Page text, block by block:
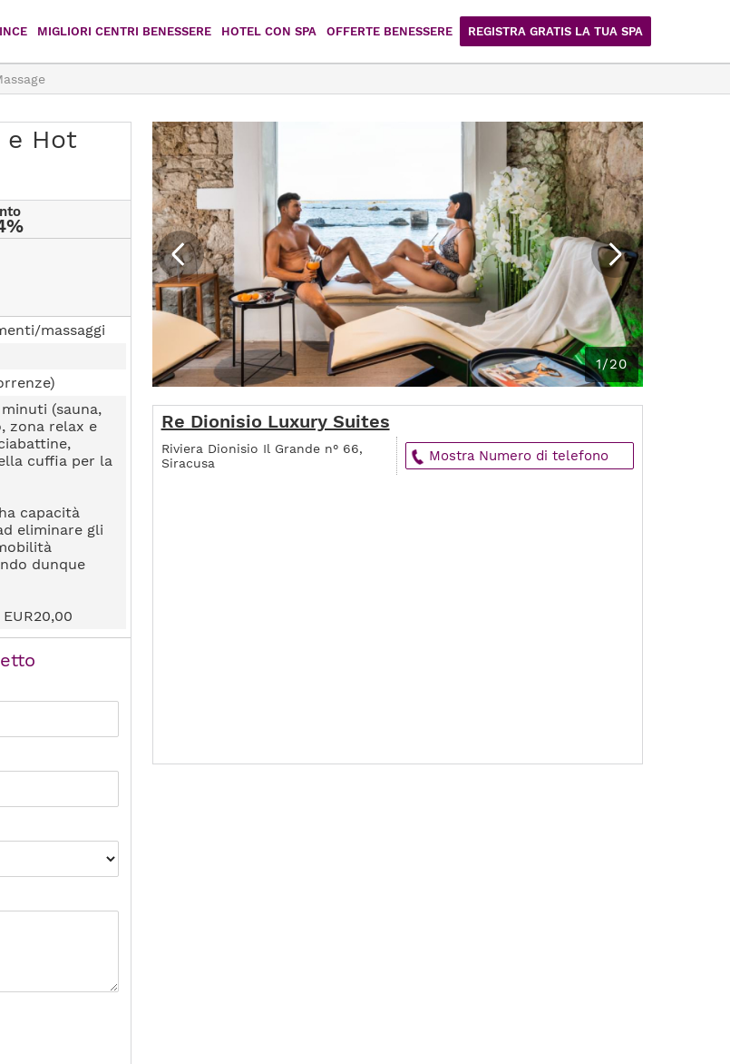
Enna
Palermo
Siracusa
MIGLIORI CENTRI BENESSERE HOTEL CON SPA OFFERTE BENESSERE REGISTRA GRATIS LA TUA SPA
e Hot
1/20
massaggi
(sauna,
zona relax e
cuffia per la
capacità
eliminare gli
dunque
Re Dionisio Luxury Suites
Riviera Dionisio Il Grande n° 66,
Siracusa
Mostra Numero di telefono